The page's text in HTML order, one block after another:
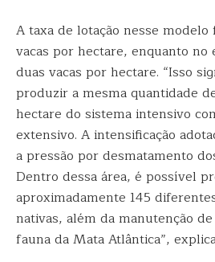
A taxa de lotação nesse
vacas por hectare, enquanto no
duas vacas por hectare. “Isso
produzir a mesma quantidade
hectare do sistema intensivo
extensivo. A intensificação
a pressão por desmatamento
Dentro dessa área, é possível
aproximadamente 145
nativas, além da manutenção
fauna da Mata Atlântica”,